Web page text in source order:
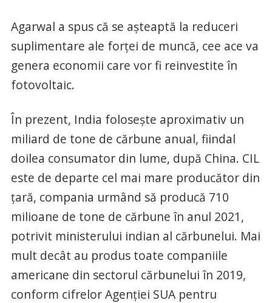
Agarwal a spus că se așteaptă la reduceri
suplimentare ale forței de muncă, cee ace va
genera economii care vor fi reinvestite în
fotovoltaic.
În prezent, India folosește aproximativ un
miliard de tone de cărbune anual, fiindal
doilea consumator din lume, după China. CIL
este de departe cel mai mare producător din
țară, compania urmând să producă 710
milioane de tone de cărbune în anul 2021,
potrivit ministerului indian al cărbunelui. Mai
mult decât au produs toate companiile
americane din sectorul cărbunelui în 2019,
conform cifrelor Agenției SUA pentru